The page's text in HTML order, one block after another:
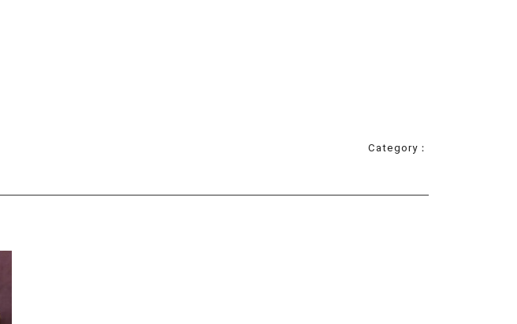
Category：